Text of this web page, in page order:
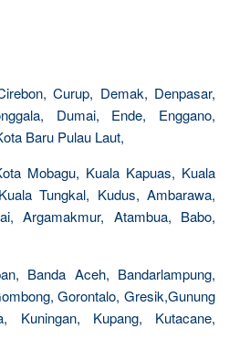
Curup, Demak, Denpasar,
Dumai, Ende, Enggano,
Baru Pulau Laut,
Mobagu, Kuala Kapuas, Kuala
Tungkal, Kudus, Ambarawa,
Argamakmur, Atambua, Babo,
Banda Aceh, Bandarlampung,
Gorontalo, Gresik,Gunung
Kuningan, Kupang, Kutacane,